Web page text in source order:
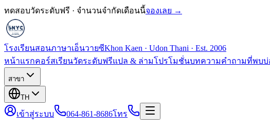
ทดสอบวัดระดับฟรี · จำนวนจำกัดเดือนนี้จองเลย →
โรงเรียนสอนภาษาเอ็นวายซีKhon Kaen · Udon Thani · Est. 2006
หน้าแรกคอร์สเรียนวัดระดับฟรีแปล & ล่ามโปรโมชั่นบทความคำถามที่พบบ่
สาขา
TH
เข้าสู่ระบบ 064-861-8686โทร